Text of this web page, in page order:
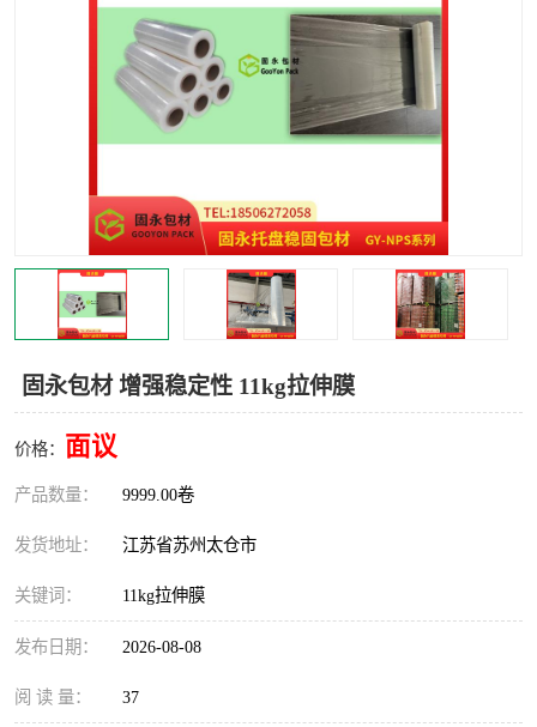
固永包材 增强稳定性 11kg拉伸膜
价格： 面议
产品数量： 9999.00卷
发货地址： 江苏省苏州太仓市
关键词： 11kg拉伸膜
发布日期： 2026-08-08
阅 读 量： 37
缠绕膜
托盘裹包网兜